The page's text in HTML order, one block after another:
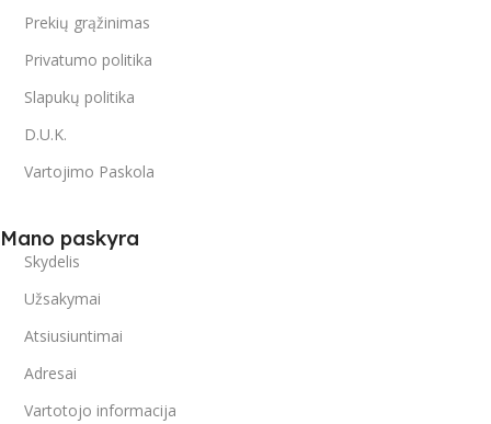
Prekių grąžinimas
Privatumo politika
Slapukų politika
D.U.K.
Vartojimo Paskola
Mano paskyra
Skydelis
Užsakymai
Atsiusiuntimai
Adresai
Vartotojo informacija